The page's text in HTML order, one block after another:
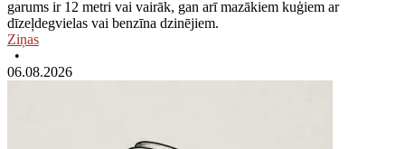
garums ir 12 metri vai vairāk, gan arī mazākiem kuģiem ar
dīzeļdegvielas vai benzīna dzinējiem.
Ziņas
•
06.08.2026